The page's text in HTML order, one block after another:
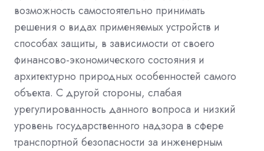
возможность самостоятельно принимать
решения о видах применяемых устройств и
способах защиты, в зависимости от своего
финансово-экономического состояния и
архитектурно природных особенностей самого
объекта. С другой стороны, слабая
урегулированность данного вопроса и низкий
уровень государственного надзора в сфере
транспортной безопасности за инженерным